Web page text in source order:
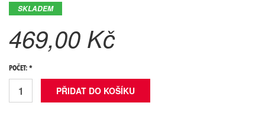
SKLADEM
469,00 Kč
POČET: *